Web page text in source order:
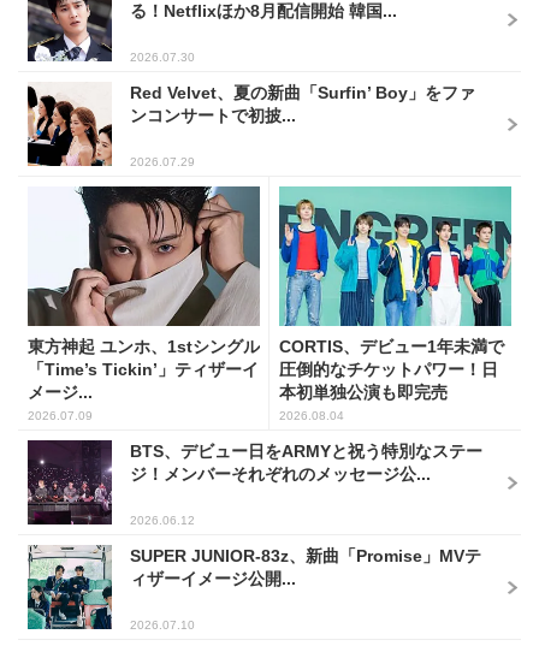
る！Netflixほか8月配信開始 韓国...
2026.07.30
Red Velvet、夏の新曲「Surfin’ Boy」をファ
ンコンサートで初披...
2026.07.29
東方神起 ユンホ、1stシングル
「Time’s Tickin’」ティザーイ
メージ...
2026.07.09
CORTIS、デビュー1年未満で
圧倒的なチケットパワー！日
本初単独公演も即完売
2026.08.04
BTS、デビュー日をARMYと祝う特別なステー
ジ！メンバーそれぞれのメッセージ公...
2026.06.12
SUPER JUNIOR-83z、新曲「Promise」MVテ
ィザーイメージ公開...
2026.07.10